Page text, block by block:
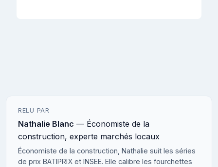
RELU PAR
Nathalie Blanc — Économiste de la
construction, experte marchés locaux
Économiste de la construction, Nathalie suit les séries
de prix BATIPRIX et INSEE. Elle calibre les fourchettes